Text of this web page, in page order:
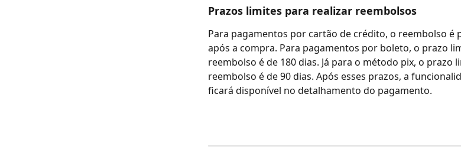
Prazos limites para realizar reembolsos
Para pagamentos por cartão de crédito, o reembolso é
após a compra. Para pagamentos por boleto, o prazo
reembolso é de 180 dias. Já para o método pix, o prazo
reembolso é de 90 dias. Após esses prazos, a
ficará disponível no detalhamento do pagamento.